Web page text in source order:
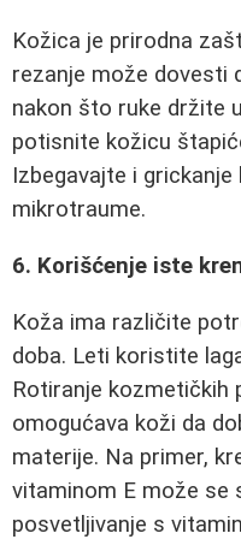
Kožica je prirodna
rezanje može dovesti
nakon što ruke držite
potisnite kožicu
Izbegavajte i
mikrotraume.
6. Korišćenje iste
Koža ima različite
doba. Leti koristite
Rotiranje kozmetičkih
omogućava koži da
materije. Na primer,
vitaminom E može se
posvetljivanje s